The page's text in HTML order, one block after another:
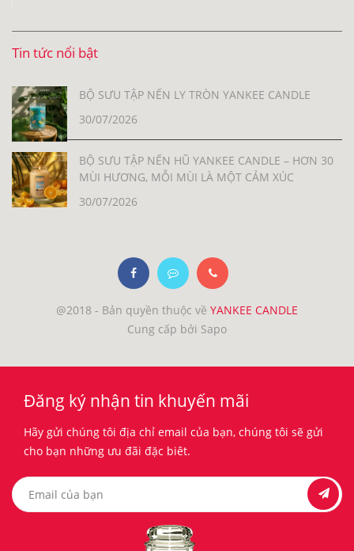
Tin tức nổi bật
BỘ SƯU TẬP NẾN LY TRÒN YANKEE CANDLE
30/07/2026
BỘ SƯU TẬP NẾN HŨ YANKEE CANDLE – HƠN 30
MÙI HƯƠNG, MỖI MÙI LÀ MỘT CẢM XÚC
30/07/2026
@2018 - Bản quyền thuộc về YANKEE CANDLE
Cung cấp bởi Sapo
Đăng ký nhận tin khuyến mãi
Hãy gửi chúng tôi địa chỉ email của bạn, chúng tôi sẽ gửi
cho bạn những ưu đãi đặc biêt.